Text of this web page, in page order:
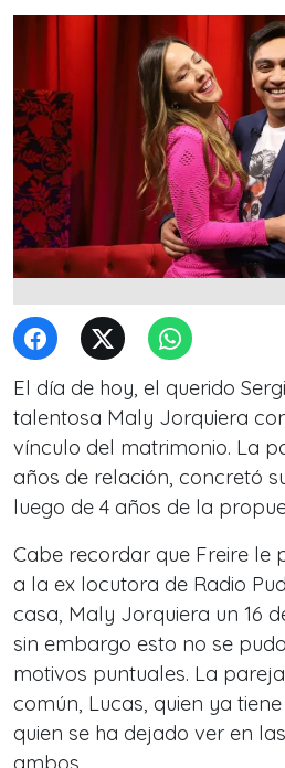
El día de hoy, el querido
talentosa Maly Jorquiera
vínculo del matrimonio. La
años de relación, concretó
luego de 4 años de la
Cabe recordar que Freire le
a la ex locutora de Radio
casa, Maly Jorquiera un 16
sin embargo esto no se
motivos puntuales. La
común, Lucas, quien ya
quien se ha dejado ver en